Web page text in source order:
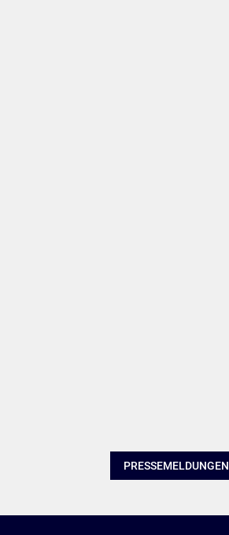
PRESSEMELDUNGEN